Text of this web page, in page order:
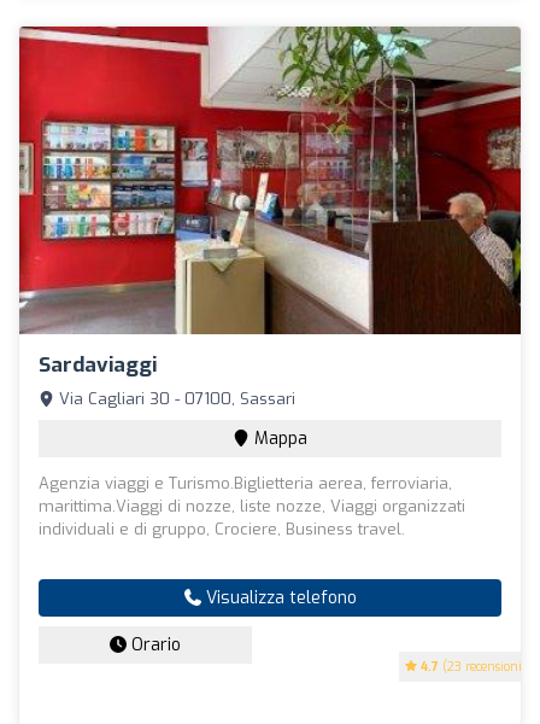
Sardaviaggi
4.7 (23 recensioni)
Via Cagliari 30 - 07100, Sassari
Mappa
Agenzia viaggi e Turismo.Biglietteria aerea, ferroviaria,
marittima.Viaggi di nozze, liste nozze, Viaggi organizzati
individuali e di gruppo, Crociere, Business travel.
Visualizza telefono
Orario